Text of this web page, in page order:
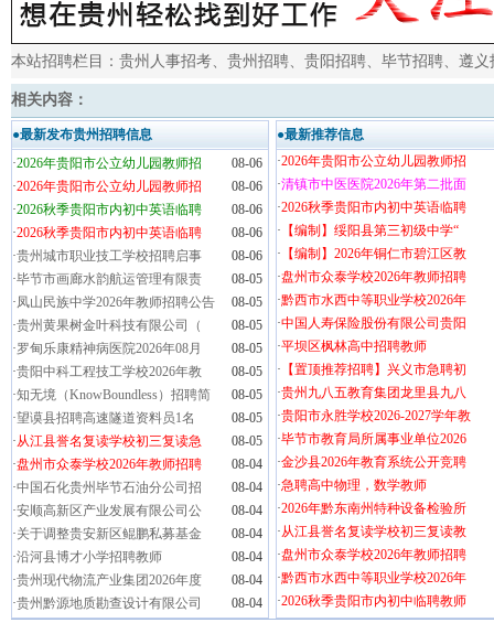
本站招聘栏目： 贵州人事招考、 贵州招聘、 贵阳招聘、 毕节招聘、 遵义
相关内容：
●最新发布贵州招聘信息
·2026年贵阳市公立幼儿园教师招
08-06
·2026年贵阳市公立幼儿园教师招
08-06
·2026秋季贵阳市内初中英语临聘
08-06
·2026秋季贵阳市内初中英语临聘
08-06
·贵州城市职业技工学校招聘启事
08-06
·毕节市画廊水韵航运管理有限责
08-05
·凤山民族中学2026年教师招聘公告
08-05
·贵州黄果树金叶科技有限公司（
08-05
·罗甸乐康精神病医院2026年08月
08-05
·贵阳中科工程技工学校2026年教
08-05
·知无境（KnowBoundless）招聘简
08-05
·望谟县招聘高速隧道资料员1名
08-05
·从江县誉名复读学校初三复读急
08-05
·盘州市众泰学校2026年教师招聘
08-04
·中国石化贵州毕节石油分公司招
08-04
·安顺高新区产业发展有限公司公
08-04
·关于调整贵安新区鲲鹏私募基金
08-04
·沿河县博才小学招聘教师
08-04
·贵州现代物流产业集团2026年度
08-04
·贵州黔源地质勘查设计有限公司 08-04
●最新推荐信息
·2026年贵阳市公立幼儿园教师招
·清镇市中医医院2026年第二批面
·2026秋季贵阳市内初中英语临聘
· 【编制】绥阳县第三初级中学“
· 【编制】2026年铜仁市碧江区教
·盘州市众泰学校2026年教师招聘
·黔西市水西中等职业学校2026年
·中国人寿保险股份有限公司贵阳
·平坝区枫林高中招聘教师
· 【置顶推荐招聘】兴义市急聘初
·贵州九八五教育集团龙里县九八
·贵阳市永胜学校2026-2027学年教
·毕节市教育局所属事业单位2026
·金沙县2026年教育系统公开竞聘
·急聘高中物理，数学教师
·2026年黔东南州特种设备检验所
·从江县誉名复读学校初三复读教
·盘州市众泰学校2026年教师招聘
·黔西市水西中等职业学校2026年
·2026秋季贵阳市内初中临聘教师